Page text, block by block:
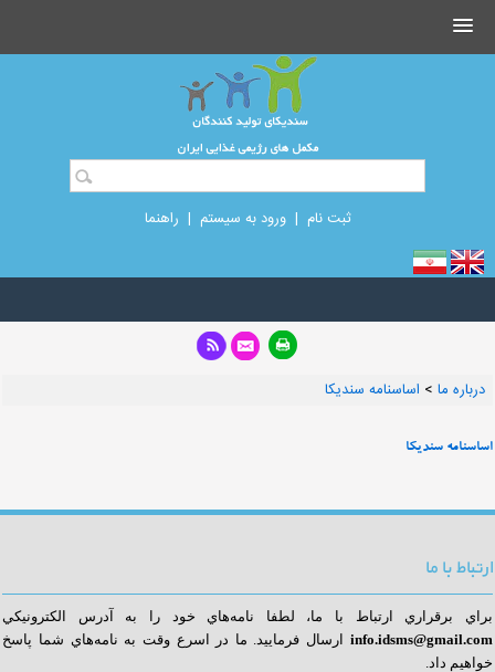
ثبت نام |ورود به سیستم | راهنما
درباره ما > اساسنامه سندیکا
اساسنامه سندیکا
ارتباط با ما
براي برقراري ارتباط با ما، لطفا نامه‌هاي خود را به آدرس الكترونيكي
info.idsms@gmail.com
رسال فرماييد. ما در اسرع وقت به نامه‌هاي شما پاسخ
خواهيم داد.